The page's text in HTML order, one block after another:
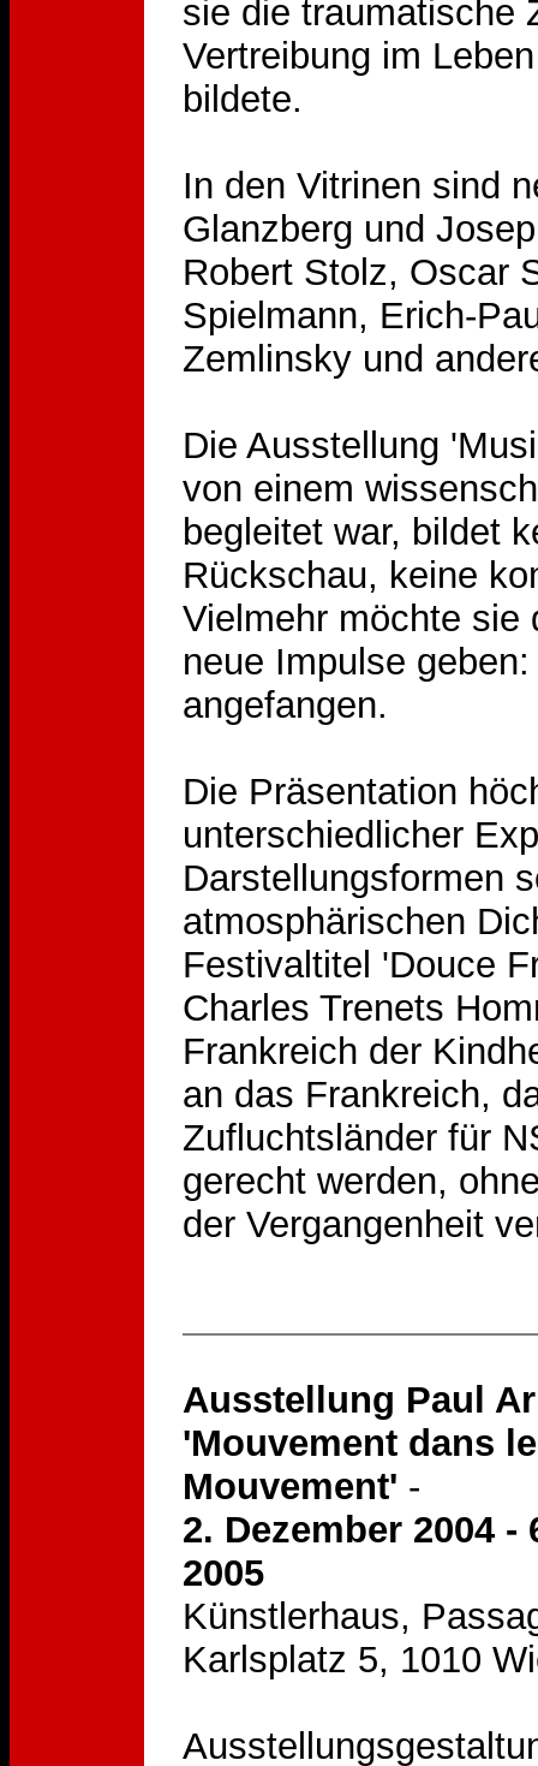
sie die traumatische
Vertreibung im
bildete.
In den Vitrinen sind
Glanzberg und
Robert Stolz, Oscar
Spielmann, Erich-
Zemlinsky und
Die Ausstellung
von einem
begleitet war, bildet
Rückschau, keine
Vielmehr möchte sie
neue Impulse
angefangen.
Die Präsentation
unterschiedlicher
Darstellungsformen
atmosphärischen
Festivaltitel 'Douce
Charles Trenets
Frankreich der
an das Frankreich,
Zufluchtsländer für
gerecht werden,
der Vergangenheit
Ausstellung Paul
'Mouvement dans le
Mouvement' -
2. Dezember 2004 -
2005
Künstlerhaus,
Karlsplatz 5, 1010